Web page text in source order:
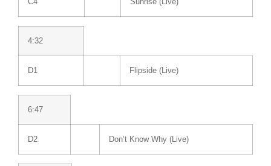
4:32
D1 Flipside (Live)
6:47
D2 Don’t Know Why (Live)